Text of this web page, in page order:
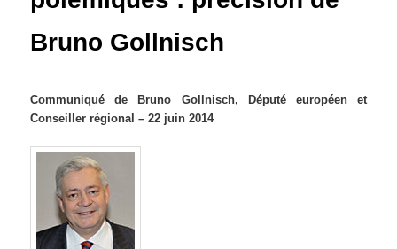
Bruno Gollnisch
Communiqué de Bruno Gollnisch, Député européen et
Conseiller régional – 22 juin 2014